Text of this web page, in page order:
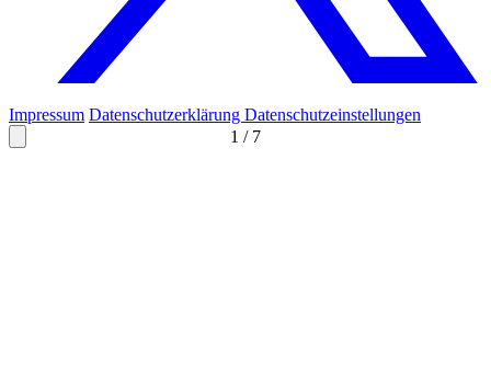
1 / 7
Impressum Datenschutzerklärung Datenschutzeinstellungen